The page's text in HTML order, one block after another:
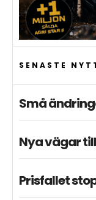
SENASTE
Små
Nya vägar
Prisfallet